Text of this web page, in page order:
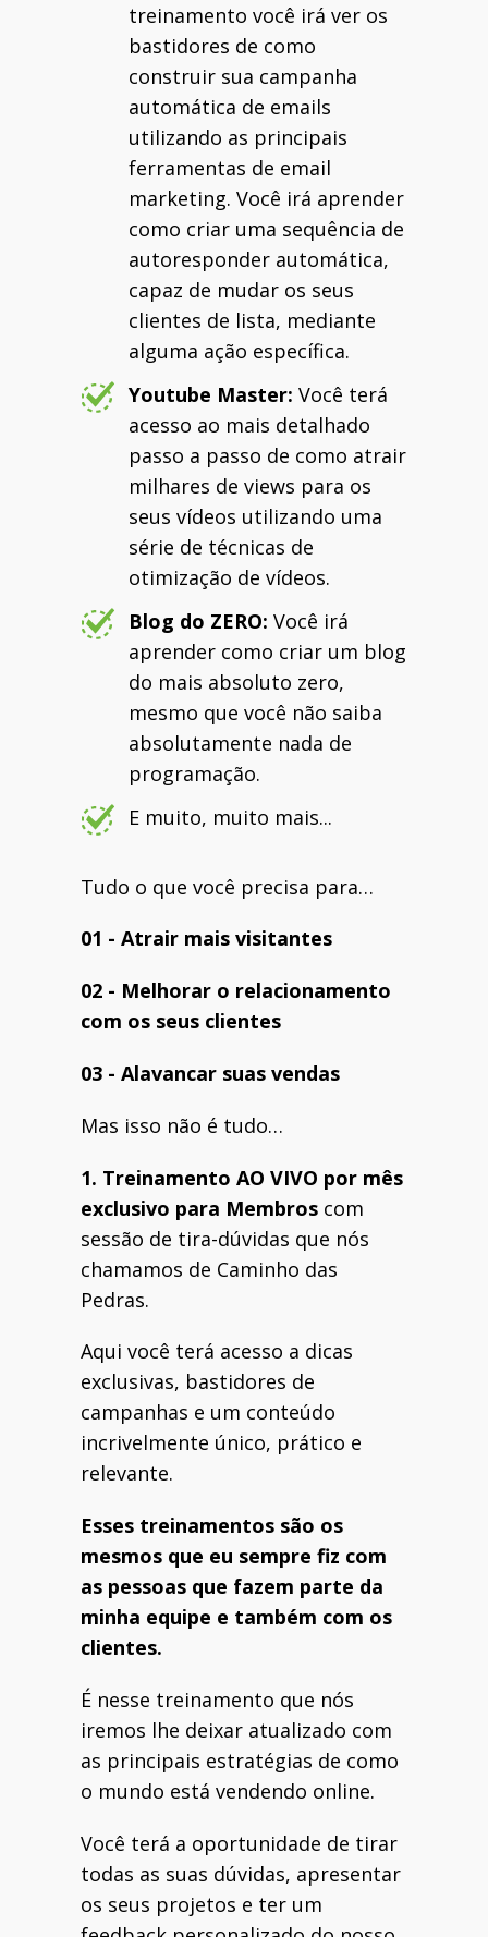
treinamento você irá ver os
bastidores de como
construir sua campanha
automática de emails
utilizando as principais
ferramentas de email
marketing. Você irá aprender
como criar uma sequência de
autoresponder automática,
capaz de mudar os seus
clientes de lista, mediante
alguma ação específica.
Youtube Master: Você terá
acesso ao mais detalhado
passo a passo de como atrair
milhares de views para os
seus vídeos utilizando uma
série de técnicas de
otimização de vídeos.
Blog do ZERO: Você irá
aprender como criar um blog
do mais absoluto zero,
mesmo que você não saiba
absolutamente nada de
programação.
E muito, muito mais...
Tudo o que você precisa para…
01 - Atrair mais visitantes
02 - Melhorar o relacionamento
com os seus clientes
03 - Alavancar suas vendas
Mas isso não é tudo…
1. Treinamento AO VIVO por mês
exclusivo para Membros com
sessão de tira-dúvidas que nós
chamamos de Caminho das
Pedras.
Aqui você terá acesso a dicas
exclusivas, bastidores de
campanhas e um conteúdo
incrivelmente único, prático e
relevante.
Esses treinamentos são os
mesmos que eu sempre fiz com
as pessoas que fazem parte da
minha equipe e também com os
clientes.
É nesse treinamento que nós
iremos lhe deixar atualizado com
as principais estratégias de como
o mundo está vendendo online.
Você terá a oportunidade de tirar
todas as suas dúvidas, apresentar
os seus projetos e ter um